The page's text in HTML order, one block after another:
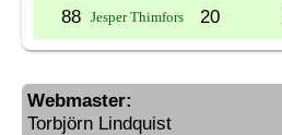
88 Jesper Thimfors 20
Webmaster:
Torbjörn Lindquist